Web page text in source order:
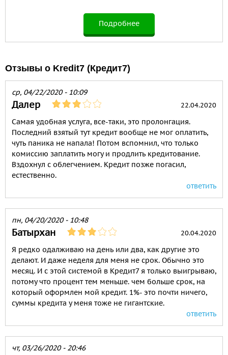
Подробнее
Отзывы о Kredit7 (Кредит7)
ср, 04/22/2020 - 10:09
Далер 22.04.2020
Самая удобная услуга, все-таки, это пролонгация.
Последний взятый тут кредит вообще не мог оплатить,
чуть паника не напала! Потом вспомнил, что только
комиссию заплатить могу и продлить кредитование.
Вздохнул с облегчением. Кредит позже погасил,
естественно.
ответить
пн, 04/20/2020 - 10:48
Батырхан 20.04.2020
Я редко одалживаю на день или два, как другие это
делают. И даже неделя для меня не срок. Обычно это
месяц. И с этой системой в Кредит7 я только выигрываю,
потому что процент тем меньше. чем больше срок, на
который оформлен мой кредит. 1%- это почти ничего,
суммы кредита у меня тоже не гигантские.
ответить
чт, 03/26/2020 - 20:46